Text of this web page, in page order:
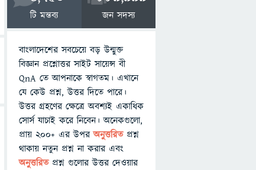
টি মন্তব্য জন সদস্য
বাংলাদেশের সবচেয়ে বড় উন্মুক্ত
বিজ্ঞান প্রশ্নোত্তর সাইট সায়েন্স বী
QnA তে আপনাকে স্বাগতম। এখানে
যে কেউ প্রশ্ন, উত্তর দিতে পারে।
উত্তর গ্রহণের ক্ষেত্রে অবশ্যই একাধিক
সোর্স যাচাই করে নিবেন। অনেকগুলো,
প্রায় ২০০+ এর উপরঅনুত্তরিতপ্রশ্ন
থাকায় নতুন প্রশ্ন না করার এবং
অনুত্তরিত প্রশ্ন গুলোর উত্তর দেওয়ার